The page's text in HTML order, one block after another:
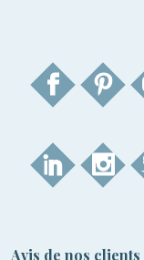
Avis de nos clients